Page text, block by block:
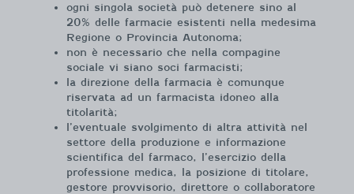
ogni singola società può detenere sino al
20% delle farmacie esistenti nella medesima
Regione o Provincia Autonoma;
non è necessario che nella compagine
sociale vi siano soci farmacisti;
la direzione della farmacia è comunque
riservata ad un farmacista idoneo alla
titolarità;
l’eventuale svolgimento di altra attività nel
settore della produzione e informazione
scientifica del farmaco, l’esercizio della
professione medica, la posizione di titolare,
gestore provvisorio, direttore o collaboratore